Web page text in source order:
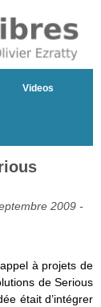
Videos
2009 -
à projets de
de Serious
était d’intégrer